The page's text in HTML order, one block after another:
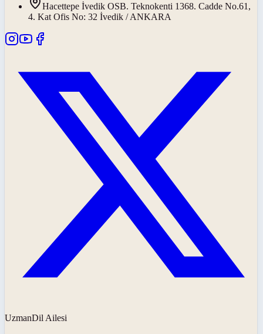
Hacettepe İvedik OSB. Teknokenti 1368. Cadde No.61,
4. Kat Ofis No: 32 İvedik / ANKARA
UzmanDil Ailesi